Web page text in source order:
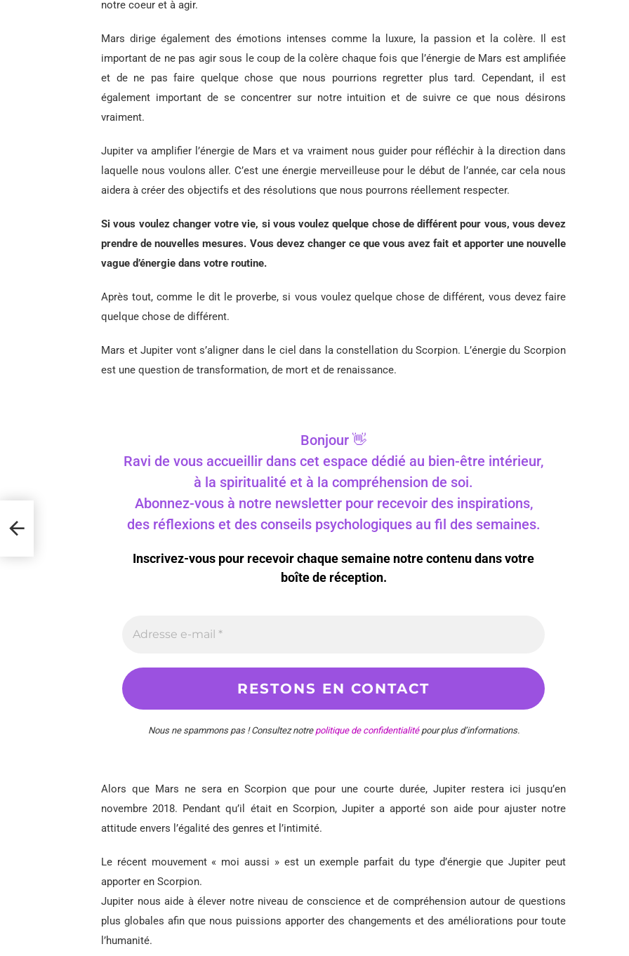
notre coeur et à agir.
Mars dirige également des émotions intenses comme la luxure, la passion et la colère. Il est
important de ne pas agir sous le coup de la colère chaque fois que l’énergie de Mars est amplifiée
et de ne pas faire quelque chose que nous pourrions regretter plus tard. Cependant, il est
également important de se concentrer sur notre intuition et de suivre ce que nous désirons
vraiment.
Jupiter va amplifier l’énergie de Mars et va vraiment nous guider pour réfléchir à la direction dans
laquelle nous voulons aller. C’est une énergie merveilleuse pour le début de l’année, car cela nous
aidera à créer des objectifs et des résolutions que nous pourrons réellement respecter.
Si vous voulez changer votre vie, si vous voulez quelque chose de différent pour vous, vous devez
prendre de nouvelles mesures. Vous devez changer ce que vous avez fait et apporter une nouvelle
vague d’énergie dans votre routine.
Après tout, comme le dit le proverbe, si vous voulez quelque chose de différent, vous devez faire
quelque chose de différent.
Mars et Jupiter vont s’aligner dans le ciel dans la constellation du Scorpion. L’énergie du Scorpion
est une question de transformation, de mort et de renaissance.
Bonjour 👋
Ravi de vous accueillir dans cet espace dédié au bien-être intérieur,
à la spiritualité et à la compréhension de soi.
Abonnez-vous à notre newsletter pour recevoir des inspirations,
des réflexions et des conseils psychologiques au fil des semaines.
Inscrivez-vous pour recevoir chaque semaine notre contenu dans votre
boîte de réception.
Nous ne spammons pas ! Consultez notre politique de confidentialitépour plus d’informations.
Alors que Mars ne sera en Scorpion que pour une courte durée, Jupiter restera ici jusqu’en
novembre 2018. Pendant qu’il était en Scorpion, Jupiter a apporté son aide pour ajuster notre
attitude envers l’égalité des genres et l’intimité.
Le récent mouvement « moi aussi » est un exemple parfait du type d’énergie que Jupiter peut
apporter en Scorpion.
Jupiter nous aide à élever notre niveau de conscience et de compréhension autour de questions
plus globales afin que nous puissions apporter des changements et des améliorations pour toute
l’humanité.